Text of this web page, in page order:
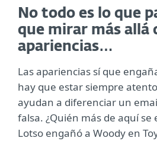
No todo es lo que
que mirar más allá
apariencias…
Las apariencias sí que
hay que estar siempre
ayudan a diferenciar un
falsa. ¿Quién más de aquí
Lotso engañó a Woody en